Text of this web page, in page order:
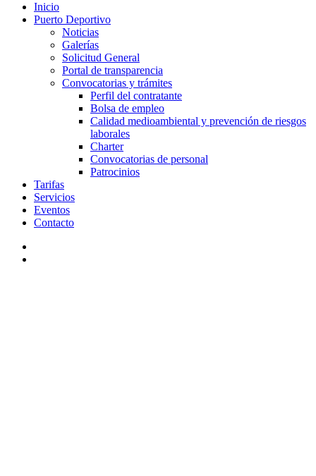
Inicio
Puerto Deportivo
Noticias
Galerías
Solicitud General
Portal de transparencia
Convocatorias y trámites
Perfil del contratante
Bolsa de empleo
Calidad medioambiental y prevención de riesgos
laborales
Charter
Convocatorias de personal
Patrocinios
Tarifas
Servicios
Eventos
Contacto